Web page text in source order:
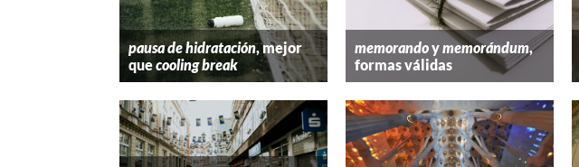
pausa de hidratación, mejor
quecooling break
memorandoymemorándum,
formas válidas